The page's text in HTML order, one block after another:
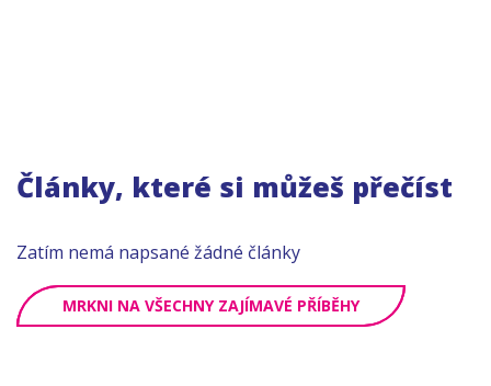
Články, které si můžeš přečíst
Zatím nemá napsané žádné články
MRKNI NA VŠECHNY ZAJÍMAVÉ PŘÍBĚHY